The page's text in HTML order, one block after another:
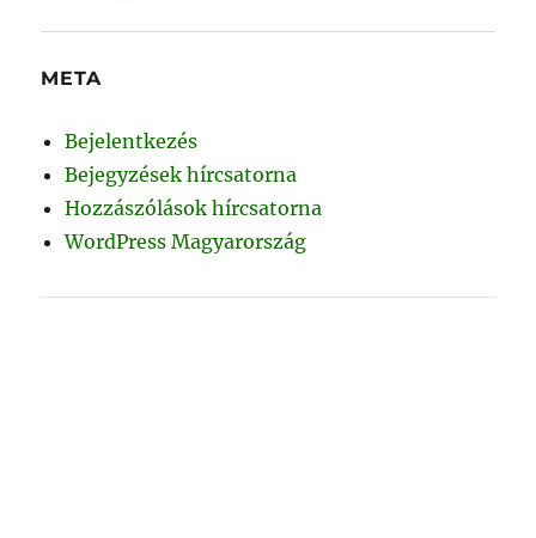
META
Bejelentkezés
Bejegyzések hírcsatorna
Hozzászólások hírcsatorna
WordPress Magyarország